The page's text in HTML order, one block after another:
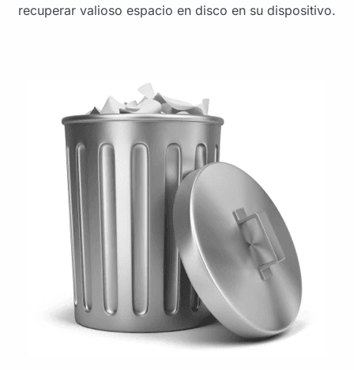
recuperar valioso espacio en disco en su dispositivo.